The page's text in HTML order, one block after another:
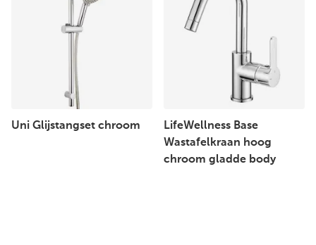
Uni Glijstangset chroom
LifeWellness Base
Wastafelkraan hoog
chroom gladde body